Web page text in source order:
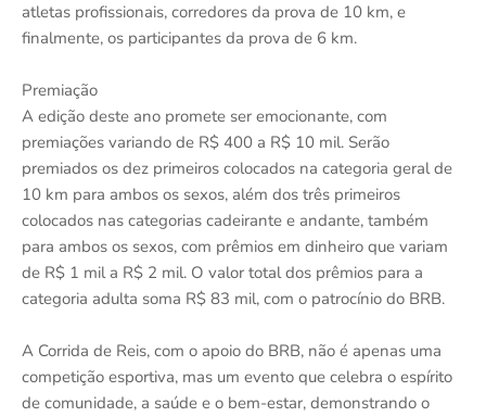
atletas profissionais, corredores da prova de 10 km, e
finalmente, os participantes da prova de 6 km.
Premiação
A edição deste ano promete ser emocionante, com
premiações variando de R$ 400 a R$ 10 mil. Serão
premiados os dez primeiros colocados na categoria geral de
10 km para ambos os sexos, além dos três primeiros
colocados nas categorias cadeirante e andante, também
para ambos os sexos, com prêmios em dinheiro que variam
de R$ 1 mil a R$ 2 mil. O valor total dos prêmios para a
categoria adulta soma R$ 83 mil, com o patrocínio do BRB.
A Corrida de Reis, com o apoio do BRB, não é apenas uma
competição esportiva, mas um evento que celebra o espírito
de comunidade, a saúde e o bem-estar, demonstrando o